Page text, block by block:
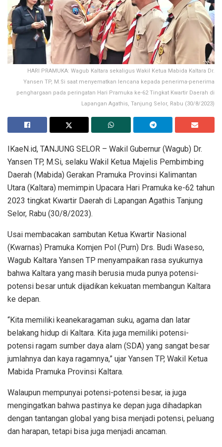
HARI PRAMUKA: Wagub Kaltara sekaligus Wakil Ketua Mabida Kaltara Dr.
Yansen TP, M.Si saat menyematkan lencana kepada penerima-penerima
penghargaan pada peringatan Hari Pramuka ke-62 Tingkat Kwartir Daerah di
Lapangan Agathis, Tanjung Selor, Rabu (30/8/2023)
IKaeN.id, TANJUNG SELOR – Wakil Gubernur (Wagub) Dr.
Yansen TP, M.Si, selaku Wakil Ketua Majelis Pembimbing
Daerah (Mabida) Gerakan Pramuka Provinsi Kalimantan
Utara (Kaltara) memimpin Upacara Hari Pramuka ke-62 tahun
2023 tingkat Kwartir Daerah di Lapangan Agathis Tanjung
Selor, Rabu (30/8/2023).
Usai membacakan sambutan Ketua Kwartir Nasional
(Kwarnas) Pramuka Komjen Pol (Purn) Drs. Budi Waseso,
Wagub Kaltara Yansen TP menyampaikan rasa syukurnya
bahwa Kaltara yang masih berusia muda punya potensi-
potensi besar untuk dijadikan kekuatan membangun Kaltara
ke depan.
“Kita memiliki keanekaragaman suku, agama dan latar
belakang hidup di Kaltara. Kita juga memiliki potensi-
potensi ragam sumber daya alam (SDA) yang sangat besar
jumlahnya dan kaya ragamnya,” ujar Yansen TP, Wakil Ketua
Mabida Pramuka Provinsi Kaltara.
Walaupun mempunyai potensi-potensi besar, ia juga
mengingatkan bahwa pastinya ke depan juga dihadapkan
dengan tantangan global yang bisa menjadi potensi, peluang
dan harapan, tetapi bisa juga menjadi ancaman.